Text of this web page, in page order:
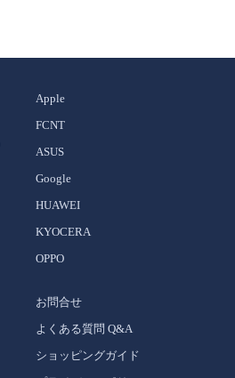
Apple
FCNT
ASUS
Google
HUAWEI
KYOCERA
OPPO
お問合せ
よくある質問 Q&A
ショッピングガイド